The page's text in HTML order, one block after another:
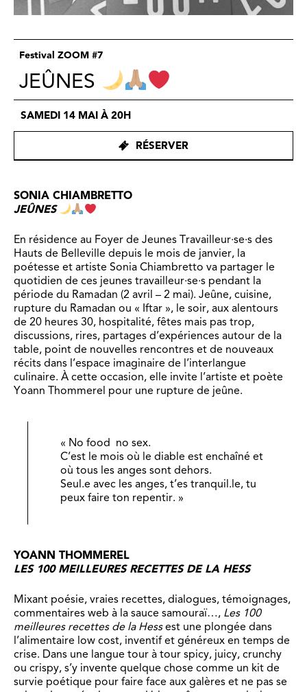
Festival ZOOM #7
JEÛNES
SAMEDI 14 MAI À 20H
RÉSERVER
SONIA CHIAMBRETTO
JEÛNES
En résidence au Foyer de Jeunes Travailleur·se·s des
Hauts de Belleville depuis le mois de janvier, la
poétesse et artiste Sonia Chiambretto va partager le
quotidien de ces jeunes travailleur·se·s pendant la
période du Ramadan (2 avril – 2 mai). Jeûne, cuisine,
rupture du Ramadan ou « Iftar », le soir, aux alentours
de 20 heures 30, hospitalité, fêtes mais pas trop,
discussions, rires, partages d’expériences autour de la
table, point de nouvelles rencontres et de nouveaux
récits dans l’espace imaginaire de l’interlangue
culinaire. À cette occasion, elle invite l’artiste et poète
Yoann Thommerel pour une rupture de jeûne.
« No food no sex.
C’est le mois où le diable est enchaîné et
où tous les anges sont dehors.
Seul.e avec les anges, t’es tranquil.le, tu
peux faire ton repentir. »
YOANN THOMMEREL
LES 100 MEILLEURES RECETTES DE LA HESS
Mixant poésie, vraies recettes, dialogues, témoignages,
commentaires web à la sauce samouraï…, Les 100
meilleures recettes de la Hessest une plongée dans
l’alimentaire low cost, inventif et généreux en temps de
crise. Dans une langue tour à tour spicy, juicy, crunchy
ou crispy, s’y invente quelque chose comme un kit de
survie poétique pour faire face aux galères et ne pas se